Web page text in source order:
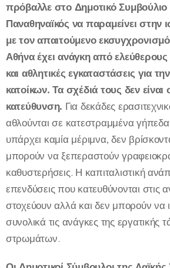
πρόβαλλε στο Δημοτικό
Παναθηναϊκός να παραμείνει στην
με τον απαιτούμενο
Αθήνα έχει ανάγκη από
και αθλητικές εγκαταστάσεις για
κατοίκων. Τα σχέδιά τους δεν είναι
κατεύθυνση. Για δεκάδες
αθλούνται σε κατεστραμμένα γήπεδα
υπάρχει καμία μέριμνα, δεν
μπορούν να ξεπεραστούν
καθυστερήσεις. Η καπιταλιστική
επενδύσεις που κατευθύνονται στις
στοχεύουν αλλά και δεν μπορούν να
συνολικά τις ανάγκες της εργατικής
στρωμάτων.